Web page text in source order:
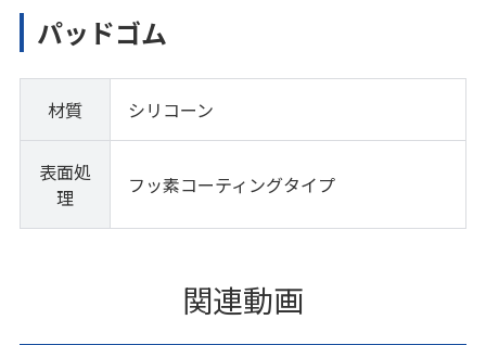
パッドゴム
材質 シリコーン
表面処
理
フッ素コーティングタイプ
関連動画